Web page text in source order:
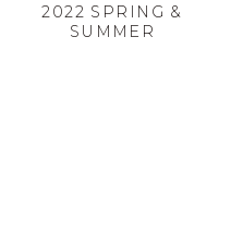
2022 SPRING &
SUMMER